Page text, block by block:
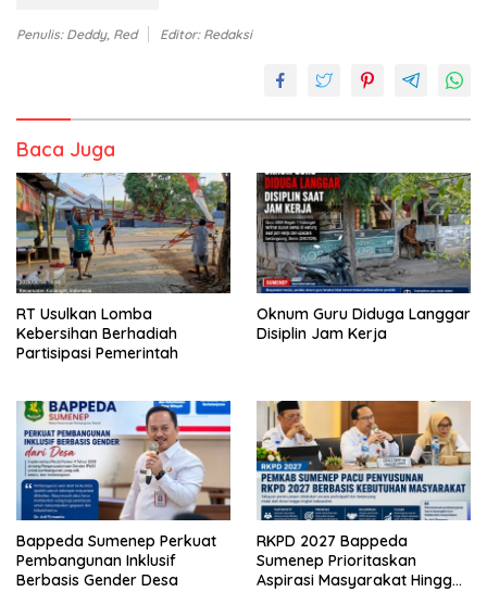
Penulis: Deddy, Red Editor: Redaksi
Baca Juga
RT Usulkan Lomba
Kebersihan Berhadiah
Partisipasi Pemerintah
Oknum Guru Diduga Langgar
Disiplin Jam Kerja
Bappeda Sumenep Perkuat
Pembangunan Inklusif
Berbasis Gender Desa
RKPD 2027 Bappeda
Sumenep Prioritaskan
Aspirasi Masyarakat Hingga